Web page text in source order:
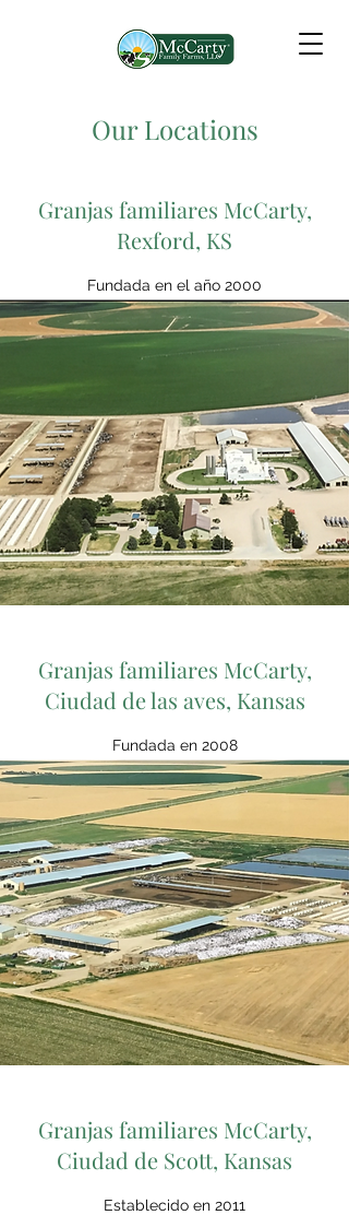
Our Locations
Granjas familiares McCarty,
Rexford, KS
Fundada en el año 2000
Granjas familiares McCarty,
Ciudad de las aves, Kansas
Fundada en 2008
Granjas familiares McCarty,
Ciudad de Scott, Kansas
Establecido en 2011